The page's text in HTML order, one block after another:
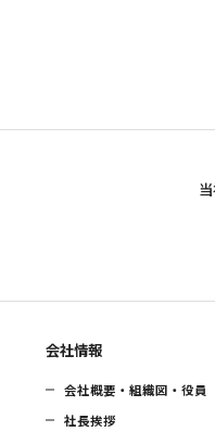
会社情報
会社概要・組織図・役員
社長挨拶